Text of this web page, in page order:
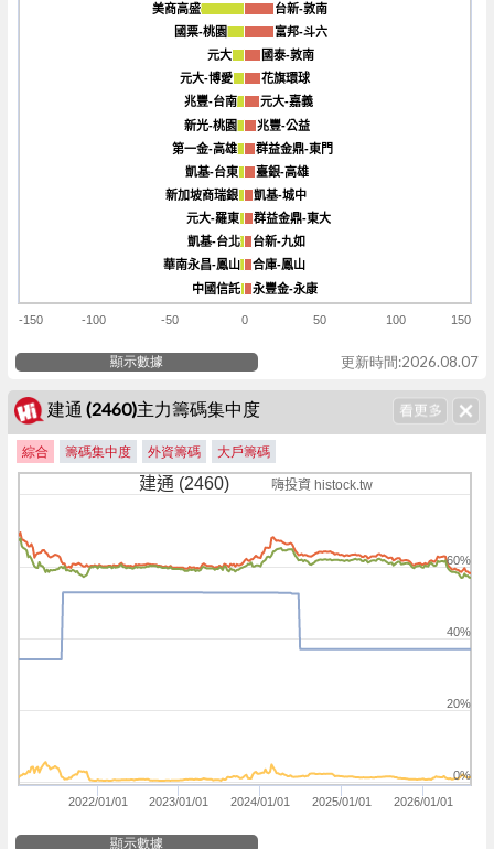
-1000
台新-敦南
台新-敦南
富邦-斗六
富邦-斗六
國泰-敦南
國泰-敦南
花旗環球
花旗環球
元大-嘉義
元大-嘉義
兆豐-公益
兆豐-公益
群益金鼎-東門
群益金鼎-東門
臺銀-高雄
臺銀-高雄
凱基-城中
凱基-城中
群益金鼎-東大
群益金鼎-東大
台新-九如
台新-九如
合庫-鳳山
合庫-鳳山
永豐金-永康
永豐金-永康
美商高盛
美商高盛
國票-桃園
國票-桃園
元大
元大
元大-博愛
元大-博愛
兆豐-台南
兆豐-台南
新光-桃園
新光-桃園
第一金-高雄
第一金-高雄
凱基-台東
凱基-台東
新加坡商瑞銀
新加坡商瑞銀
元大-羅東
元大-羅東
凱基-台北
凱基-台北
華南永昌-鳳山
華南永昌-鳳山
中國信託
中國信託
-150 -100 -50 0 50 100 150
顯示數據 更新時間:2026.08.07
建通 (2460)主力籌碼集中度
綜合 籌碼集中度 外資籌碼 大戶籌碼
建通 (2460) 嗨投資 histock.tw
2022/01/01 2023/01/01 2024/01/01 2025/01/01 2026/01/01
0%
20%
40%
60%
顯示數據